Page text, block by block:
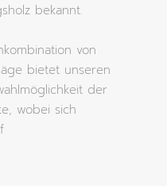
bekannt.
von
bietet unseren
der
wobei sich